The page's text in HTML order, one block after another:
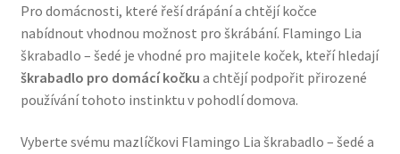
Royal Canin pro psy
Veterinární dieta pro psy
Pro domácnosti, které řeší drápání a chtějí kočce
nabídnout vhodnou možnost pro škrábání. Flamingo Lia
škrabadlo – šedé je vhodné pro majitele koček, kteří hledají
škrabadlo pro domácí kočku a chtějí podpořit přirozené
používání tohoto instinktu v pohodlí domova.
Vyberte svému mazlíčkovi Flamingo Lia škrabadlo – šedé a